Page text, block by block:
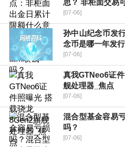
思？ 非柜面交易
[07-06]
孙中山纪念币发
念币是哪一年发
[07-06]
真我GTNeo6证
舰处理器_焦点
[07-06]
混合型基金容易
吗？
[07-06]